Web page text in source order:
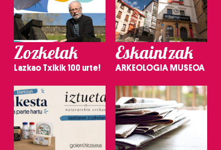
Zozketak
Lazkao Txikik 100 urte!
Eskaintzak
ARKEOLOGIA MUSEOA